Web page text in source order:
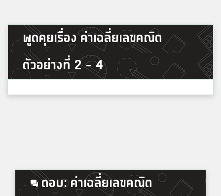
พูดคุยเรื่อง ค่าเฉลี่ยเลขคณิต
ตัวอย่างที่ 2 - 4
ตอบ: ค่าเฉลี่ยเลขคณิต